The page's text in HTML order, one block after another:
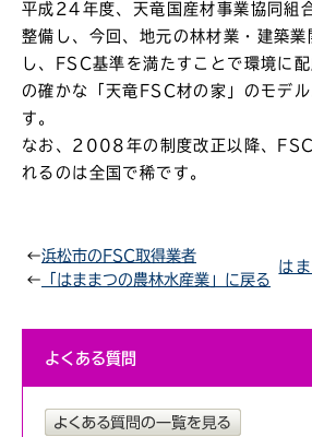
平成24年度、天竜国産材事業協同組
整備し、今回、地元の林材業・建築業
し、FSC基準を満たすことで環境に
の確かな「天竜FSC材の家」のモデ
す。
なお、2008年の制度改正以降、
れるのは全国で稀です。
←浜松市のFSC取得業者
← 「はままつの農林水産業」に戻る
は
よくある質問